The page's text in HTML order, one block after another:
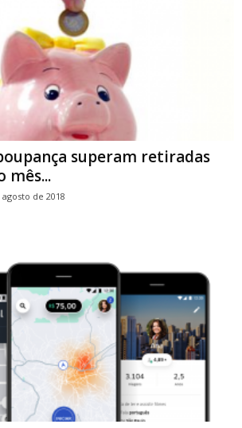
superam retiradas
mês...
de 2018